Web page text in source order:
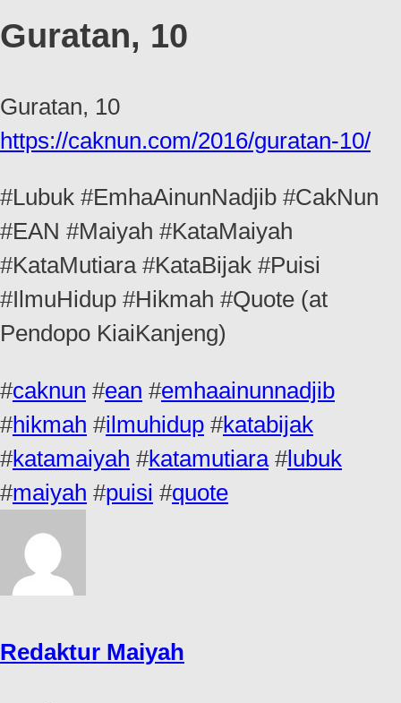
Guratan, 10
Guratan, 10
https://caknun.com/2016/guratan-10/
#Lubuk #EmhaAinunNadjib #CakNun
#EAN #Maiyah #KataMaiyah
#KataMutiara #KataBijak #Puisi
#IlmuHidup #Hikmah #Quote (at
Pendopo KiaiKanjeng)
#caknun #ean #emhaainunnadjib
#hikmah #ilmuhidup #katabijak
#katamaiyah #katamutiara#lubuk
#maiyah #puisi #quote
Redaktur Maiyah